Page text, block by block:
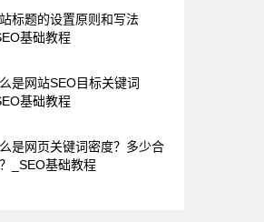
标题的设置原则和写法
基础教程
是网站SEO目标关键词
基础教程
是网页关键词密度？多少合
_SEO基础教程